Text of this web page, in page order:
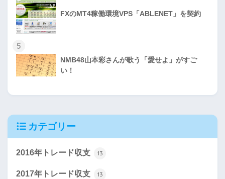
FXのMT4稼働環境VPS「ABLENET」を契約
5
NMB48山本彩さんが歌う「愛せよ」がすご
い！
カテゴリー
2016年トレード収支 13
2017年トレード収支 13